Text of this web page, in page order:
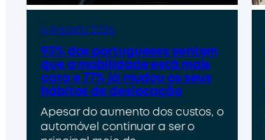
4 Agosto 2026
93% dos portugueses sentem
que a mobilidade está mais
cara e 77% já mudou os seus
hábitos de deslocação
Apesar do aumento dos custos, o
automóvel continuar a ser o